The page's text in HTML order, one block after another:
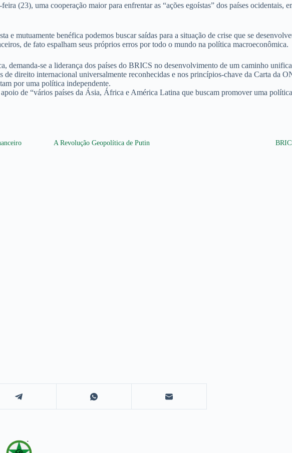
(23), uma cooperação maior para enfrentar as “ações egoístas” dos países ocidentais,
e mutuamente benéfica podemos buscar saídas para a situação de crise que se
de fato espalham seus próprios erros por todo o mundo na política macroeconômica.
demanda-se a liderança dos países do BRICS no desenvolvimento de um caminho
de direito internacional universalmente reconhecidas e nos princípios-chave da Carta da
por uma política independente.
de “vários países da Ásia, África e América Latina que buscam promover uma
A Revolução Geopolítica de Putin